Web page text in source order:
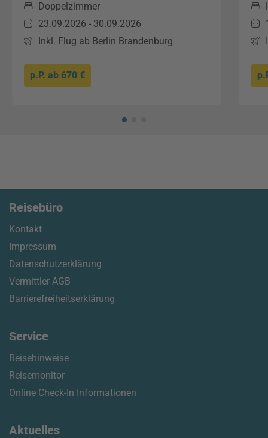
Doppelzimmer
23.09.2026 - 30.09.2026
Inkl. Flug ab Berlin Brandenburg
p.P. ab 670 €
Reisebüro
Kontakt
Impressum
Datenschutzerklärung
Vermittler AGB
Barrierefreiheitserklärung
Service
Reisehinweise
Reisemonitor
Online Check-In Informationen
Aktuelles